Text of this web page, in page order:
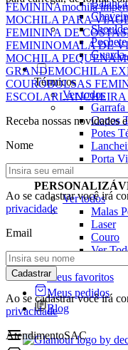
Balança
Pochete
Térmicos
Ver todos
Garrafa
Copos
Potes
Porta
Ver todos
Malas
Laser
Couro
Ver
Meus favoritos
Meus pedidos
Blog
FEMININAmochila
MOCHILA PARA
FEMININA DE COSTAS
FEMININOMALA DE
MOCHILA PEQUENA
GRANDEMOCHILA
COUROBOLSAS
ESCOLARLANCHEIRA
Receba nossas novidades
Nome
Ao se cadastrar você irá
privacidade
Email
Cadastrar
Ao se cadastrar você irá
privacidade
AtendimentoSAC